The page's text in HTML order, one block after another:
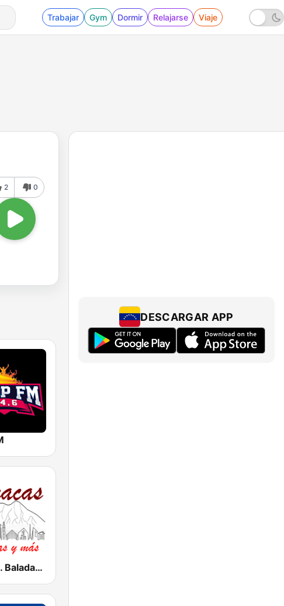
Trabajar Gym Dormir Relajarse Viaje
2 0
Caracas. Baladas y más...
DESCARGAR APP